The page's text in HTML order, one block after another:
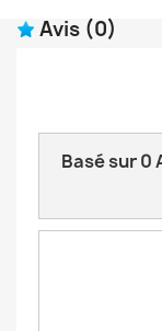
Avis (0)
Basé sur0